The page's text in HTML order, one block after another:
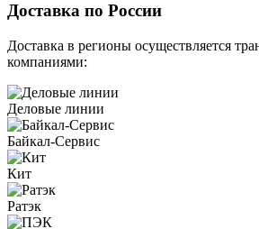
Доставка по России
Доставка в регионы осуществляется
компаниями:
Деловые линии
Байкал-Сервис
Кит
Ратэк